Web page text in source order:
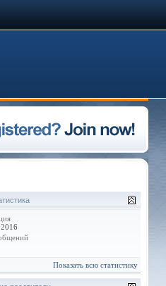
Показать всю статистику